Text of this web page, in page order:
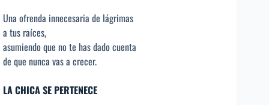
Una ofrenda innecesaria de lágrimas
a tus raíces,
asumiendo que no te has dado cuenta
de que nunca vas a crecer.
LA CHICA SE PERTENECE